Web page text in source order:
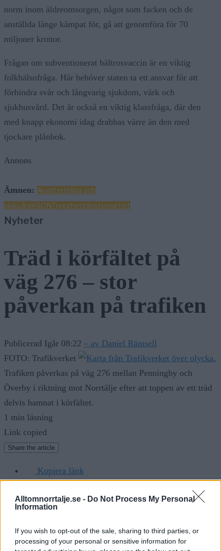
Alltomnorrtalje.se - Do Not Process My Personal
Information
If you wish to opt-out of the sale, sharing to third parties, or
processing of your personal or sensitive information for
norm inom äldreomsorgen, något som facken och de
anställda länge kämpat för, gå att genomföra för 70
miljoner kronor.
Frågan om subventionerat bältrosvaccin är en viktig
folkhälsofråga. Här behöver staten ta ett ansvar för att
förhindra svår och långvarig sjukdom, värk och
sjukhusvård. Det är också en viktig klassfråga, där den
med knapp ekonomi idag drabbas värre än den med
tjockare plånbok.
Annons
Ämnen: AvgifterHälsa och
sjukvårdKSONTrygghetVänsterpartiet
Nyheter
Träd i körfältet på
väg 276 – stor
påverkan på trafiken
Publicerad Igår 08:22 – av Daniel Rämsell
FOTO: Trafikverket
Trafiken påverkas på väg 276 mellan Penningby och
Överby i riktning mot Norrtälje efter att toppen av ett träd
delvis hamnat i körfältet.
1 min läsning
Link copied
Share the article
Kopiera länk
Facebook
Telegram
Twitter